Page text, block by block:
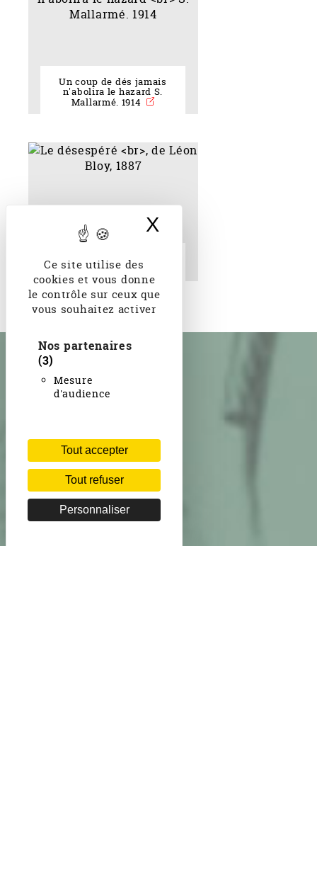
Ce site utilise des
cookies et vous donne
le contrôle sur ceux que
vous souhaitez activer
Nos partenaires
(3)
Mesure
d'audience
Tout accepter
Tout refuser
Personnaliser
X
Un coup de dés jamais
n'abolira le hazard S.
Mallarmé. 1914
Le désespéré , de Léon
Bloy, 1887